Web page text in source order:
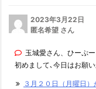
2023年3月22日
匿名希望 さん
玉城愛さん、ひーぷ
初めまして､今日はお願
３月２０日（月曜日